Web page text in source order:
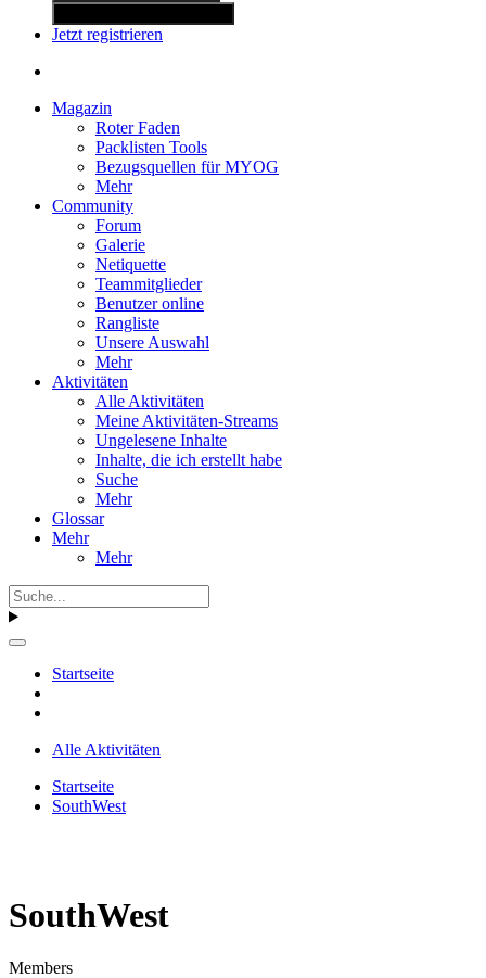
Jetzt registrieren
Magazin
Roter Faden
Packlisten Tools
Bezugsquellen für MYOG
Mehr
Community
Forum
Galerie
Netiquette
Teammitglieder
Benutzer online
Rangliste
Unsere Auswahl
Mehr
Aktivitäten
Alle Aktivitäten
Meine Aktivitäten-Streams
Ungelesene Inhalte
Inhalte, die ich erstellt habe
Suche
Mehr
Glossar
Mehr
Mehr
Startseite
Alle Aktivitäten
Startseite
SouthWest
SouthWest
Members